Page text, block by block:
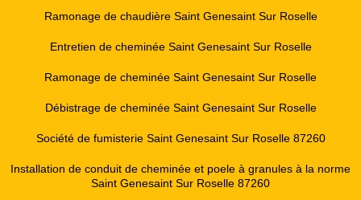
Ramonage de chaudière Saint Genesaint Sur Roselle
Entretien de cheminée Saint Genesaint Sur Roselle
Ramonage de cheminée Saint Genesaint Sur Roselle
Débistrage de cheminée Saint Genesaint Sur Roselle
Société de fumisterie Saint Genesaint Sur Roselle 87260
Installation de conduit de cheminée et poele à granules à la norme
Saint Genesaint Sur Roselle 87260